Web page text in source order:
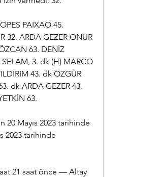
PAIXAO 45.
32. ARDA GEZER ONUR
63. DENİZ
3. dk (H) MARCO
43. dk ÖZGÜR
dk ARDA GEZER 43.
63.
20 Mayıs 2023 tarihinde
2023 tarihinde
21 saat önce — Altay